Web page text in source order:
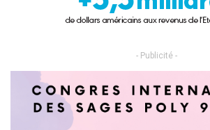
- Publicité -